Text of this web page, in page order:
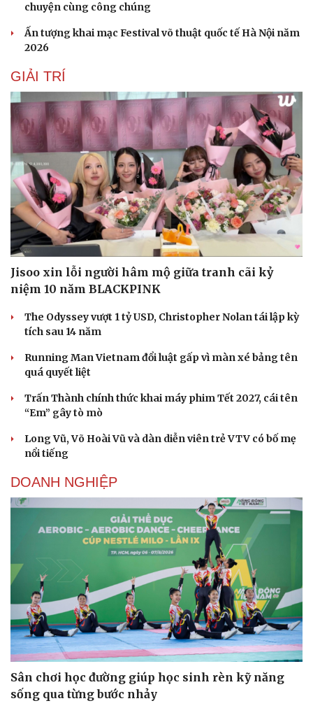
chuyện cùng công chúng
Ấn tượng khai mạc Festival võ thuật quốc tế Hà Nội năm
2026
GIẢI TRÍ
Jisoo xin lỗi người hâm mộ giữa tranh cãi kỷ
niệm 10 năm BLACKPINK
The Odyssey vượt 1 tỷ USD, Christopher Nolan tái lập kỳ
tích sau 14 năm
Running Man Vietnam đổi luật gấp vì màn xé bảng tên
quá quyết liệt
Trấn Thành chính thức khai máy phim Tết 2027, cái tên
“Em” gây tò mò
Long Vũ, Võ Hoài Vũ và dàn diễn viên trẻ VTV có bố mẹ
nổi tiếng
DOANH NGHIỆP
Sân chơi học đường giúp học sinh rèn kỹ năng
sống qua từng bước nhảy